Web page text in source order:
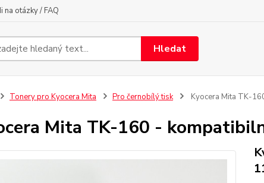
na otázky / FAQ
Hledat
Tonery pro Kyocera Mita Pro černobílý tisk Kyocera Mita TK-
Mita TK-160 -